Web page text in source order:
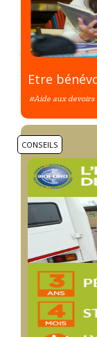
Etre
#Aide aux devoirs
CONSEILS